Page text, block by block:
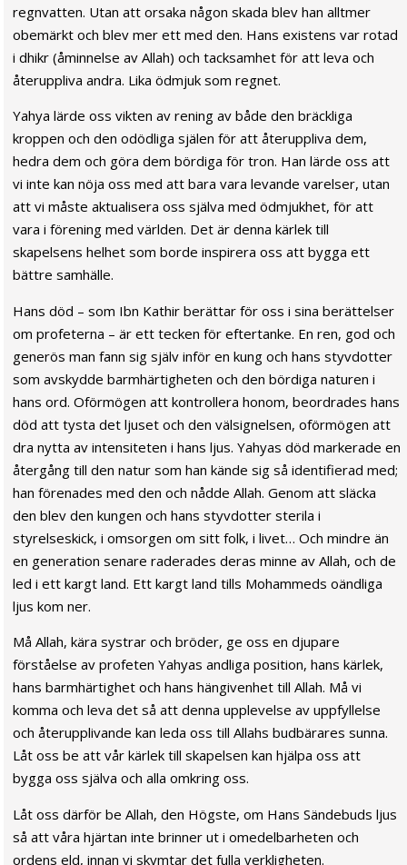
regnvatten. Utan att orsaka någon skada blev han alltmer
obemärkt och blev mer ett med den. Hans existens var rotad
i dhikr (åminnelse av Allah) och tacksamhet för att leva och
återuppliva andra. Lika ödmjuk som regnet.
Yahya lärde oss vikten av rening av både den bräckliga
kroppen och den odödliga själen för att återuppliva dem,
hedra dem och göra dem bördiga för tron. Han lärde oss att
vi inte kan nöja oss med att bara vara levande varelser, utan
att vi måste aktualisera oss själva med ödmjukhet, för att
vara i förening med världen. Det är denna kärlek till
skapelsens helhet som borde inspirera oss att bygga ett
bättre samhälle.
Hans död – som Ibn Kathir berättar för oss i sina berättelser
om profeterna – är ett tecken för eftertanke. En ren, god och
generös man fann sig själv inför en kung och hans styvdotter
som avskydde barmhärtigheten och den bördiga naturen i
hans ord. Oförmögen att kontrollera honom, beordrades hans
död att tysta det ljuset och den välsignelsen, oförmögen att
dra nytta av intensiteten i hans ljus. Yahyas död markerade en
återgång till den natur som han kände sig så identifierad med;
han förenades med den och nådde Allah. Genom att släcka
den blev den kungen och hans styvdotter sterila i
styrelseskick, i omsorgen om sitt folk, i livet… Och mindre än
en generation senare raderades deras minne av Allah, och de
led i ett kargt land. Ett kargt land tills Mohammeds oändliga
ljus kom ner.
Må Allah, kära systrar och bröder, ge oss en djupare
förståelse av profeten Yahyas andliga position, hans kärlek,
hans barmhärtighet och hans hängivenhet till Allah. Må vi
komma och leva det så att denna upplevelse av uppfyllelse
och återupplivande kan leda oss till Allahs budbärares sunna.
Låt oss be att vår kärlek till skapelsen kan hjälpa oss att
bygga oss själva och alla omkring oss.
Låt oss därför be Allah, den Högste, om Hans Sändebuds ljus
så att våra hjärtan inte brinner ut i omedelbarheten och
ordens eld, innan vi skymtar det fulla verkligheten.